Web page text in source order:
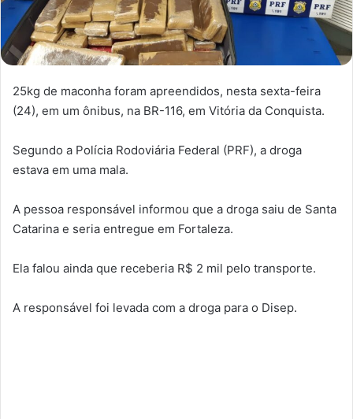
25kg de maconha foram apreendidos, nesta sexta-feira
(24), em um ônibus, na BR-116, em Vitória da Conquista.
Segundo a Polícia Rodoviária Federal (PRF), a droga
estava em uma mala.
A pessoa responsável informou que a droga saiu de Santa
Catarina e seria entregue em Fortaleza.
Ela falou ainda que receberia R$ 2 mil pelo transporte.
A responsável foi levada com a droga para o Disep.